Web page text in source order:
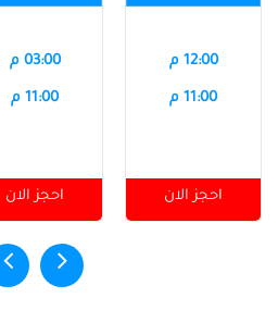
12:00 م
11:00 م
احجز الان
03:00 م
11:00 م
احجز الان